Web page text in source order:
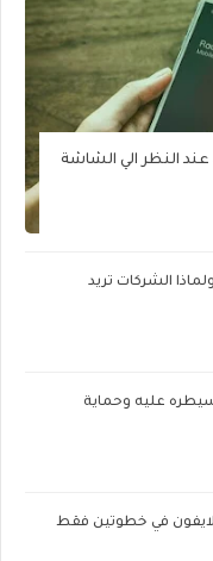
النظر الي الشاشة
الشركات تريد
عليه وحماية
في خطوتين فقط